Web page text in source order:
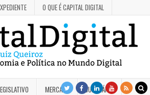
O QUE É CAPITAL DIGITAL
MERCADO JUDICIÁRIO